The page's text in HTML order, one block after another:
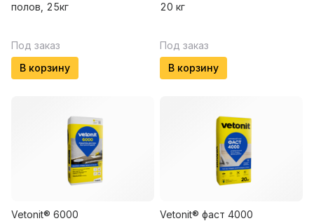
полов, 25кг
Под заказ
В корзину
20 кг
Под заказ
В корзину
Vetonit® 6000
Vetonit® фаст 4000